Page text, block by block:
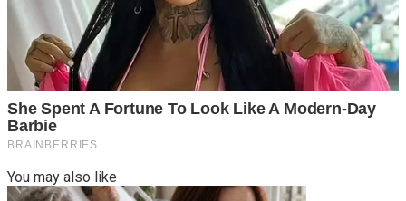
You may also like